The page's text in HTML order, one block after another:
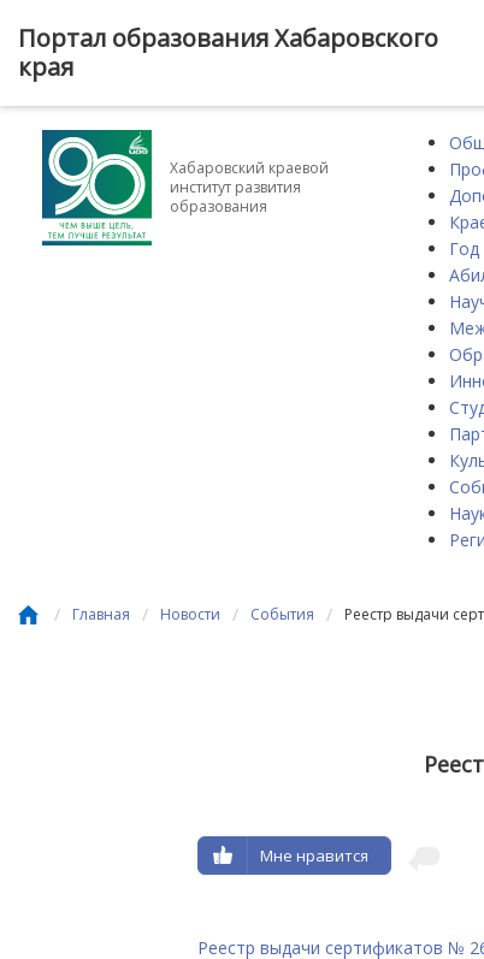
Портал образования Хабаровского
края
Хабаровский краевой
институт развития
образования
Год
/ Главная / Новости / События / Реестр выдачи
Мне нравится
Реестр выдачи сертификатов №